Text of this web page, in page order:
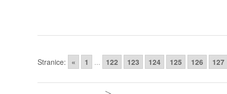
Stranice: « 1 ... 122 123 124 125 126 127